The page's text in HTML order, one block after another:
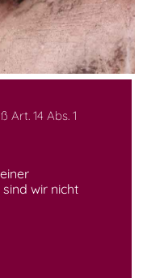
14 Abs. 1
wir nicht